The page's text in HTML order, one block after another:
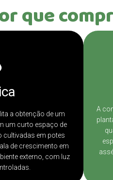
que
a obtenção de um
um curto espaço de
cultivadas em potes
de crescimento em
externo, com luz
A